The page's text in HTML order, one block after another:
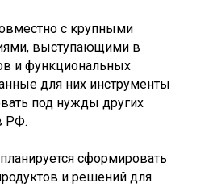
с крупными
выступающими в
и функциональных
для них инструменты
под нужды других
РФ.
сформировать
и решений для